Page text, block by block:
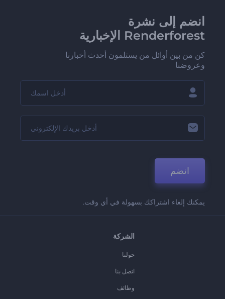
انضم إلى نشرة
Renderforest الإخبارية
كن من بين أوائل من يستلمون أحدث أخبارنا
وعروضنا
انضم
يمكنك إلغاء اشتراكك بسهولة في أي وقت.
الشركة
حولنا
اتصل بنا
وظائف